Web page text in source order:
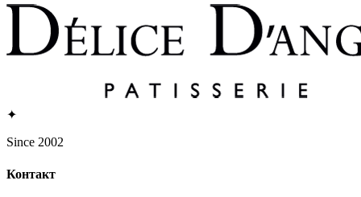
✦
Since 2002
Контакт